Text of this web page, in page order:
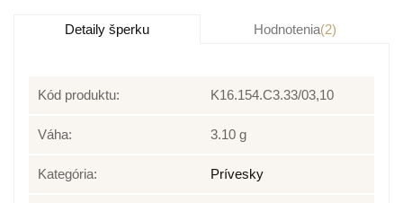
Detaily šperku Hodnotenia(2)
Kód produktu: K16.154.C3.33/03,10
Váha: 3.10 g
Kategória: Prívesky